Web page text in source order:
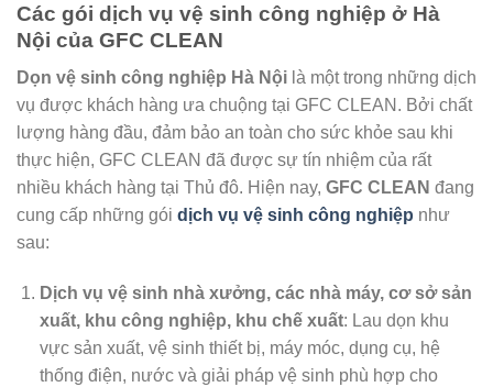
Các gói dịch vụ vệ sinh công nghiệp ở Hà
Nội của GFC CLEAN
Dọn vệ sinh công nghiệp Hà Nội là một trong những dịch
vụ được khách hàng ưa chuộng tại GFC CLEAN. Bởi chất
lượng hàng đầu, đảm bảo an toàn cho sức khỏe sau khi
thực hiện, GFC CLEAN đã được sự tín nhiệm của rất
nhiều khách hàng tại Thủ đô. Hiện nay, GFC CLEAN đang
cung cấp những gói dịch vụ vệ sinh công nghiệp như
sau:
Dịch vụ vệ sinh nhà xưởng, các nhà máy, cơ sở sản
xuất, khu công nghiệp, khu chế xuất: Lau dọn khu
vực sản xuất, vệ sinh thiết bị, máy móc, dụng cụ, hệ
thống điện, nước và giải pháp vệ sinh phù hợp cho